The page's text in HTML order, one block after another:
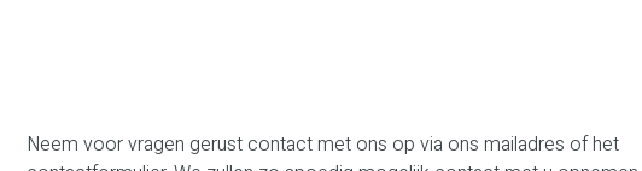
Neem voor vragen gerust contact met ons op via ons mailadres of het